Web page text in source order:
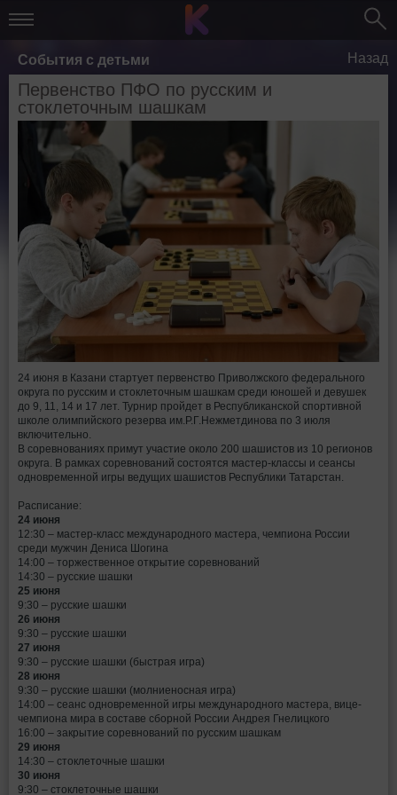
События с детьми Назад
Первенство ПФО по русским и
стоклеточным шашкам
24 июня в Казани стартует первенство Приволжского федерального
округа по русским и стоклеточным шашкам среди юношей и девушек
до 9, 11, 14 и 17 лет. Турнир пройдет в Республиканской спортивной
школе олимпийского резерва им.Р.Г.Нежметдинова по 3 июля
включительно.
В соревнованиях примут участие около 200 шашистов из 10 регионов
округа. В рамках соревнований состоятся мастер-классы и сеансы
одновременной игры ведущих шашистов Республики Татарстан.
Расписание:
24 июня
12:30 – мастер-класс международного мастера, чемпиона России
среди мужчин Дениса Шогина
14:00 – торжественное открытие соревнований
14:30 – русские шашки
25 июня
9:30 – русские шашки
26 июня
9:30 – русские шашки
27 июня
9:30 – русские шашки (быстрая игра)
28 июня
9:30 – русские шашки (молниеносная игра)
14:00 – сеанс одновременной игры международного мастера, вице-
чемпиона мира в составе сборной России Андрея Гнелицкого
16:00 – закрытие соревнований по русским шашкам
29 июня
14:30 – стоклеточные шашки
30 июня
9:30 – стоклеточные шашки